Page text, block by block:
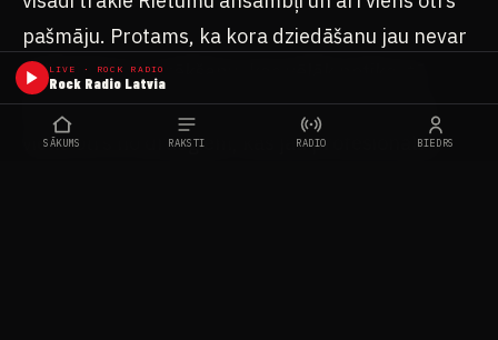
pašmāju. Protams, ka kora dziedāšanu jau nevar
salīdzināt ar to rēkšanu, kas vēlāk notika, tā
saucamo dziedāšanu, bet uzaicināja tad mani
viens otrs no draugiem, kas jau profesionālāk
LIVE · ROCK RADIO
Rock Radio Latvia
SĀKUMS RAKSTI RADIO BIEDRS